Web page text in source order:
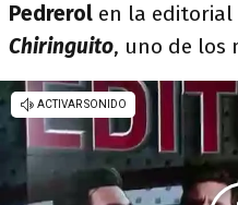
Pedrerol en la editorial
Chiringuito, uno de los